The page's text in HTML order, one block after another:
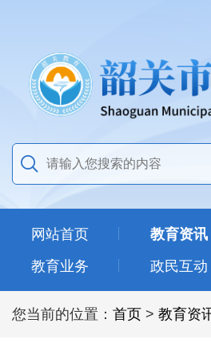
网站首页 教育资讯
教育业务
政民互动
您当前的位置： 首页 > 教育资